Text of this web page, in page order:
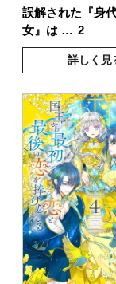
誤解された『身
女』は … 2
詳しく見